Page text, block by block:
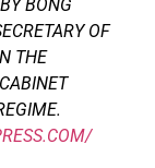
BONG
OF
THE